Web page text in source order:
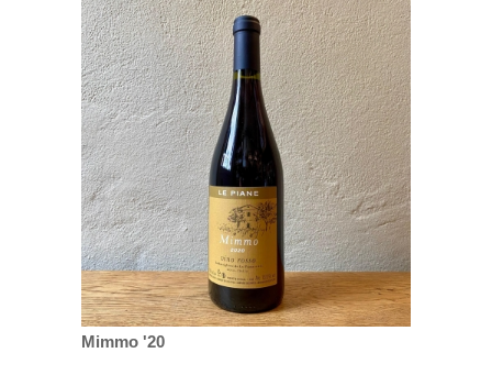
Mimmo '20